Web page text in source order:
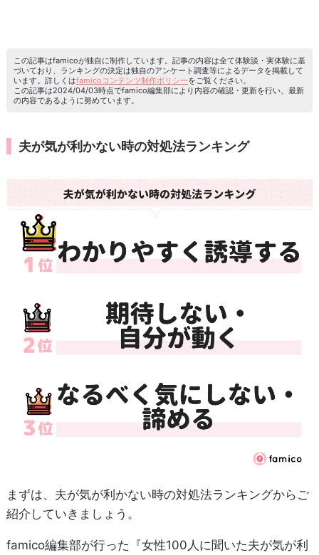
この記事はfamicoが独自に制作しています。記事の内容は全て体験談・実体験に基
づいており、ランキングの決定は独自のアンケート調査等によるデータを掲載して
います。詳しくはfamicoコンテンツ制作ポリシーをご覧ください。
この記事は2024/04/03時点でfamico編集部により内容の確認・更新を行い、最新
の内容であるように努めています。
夫が気が利かない時の対処法ランキング
まずは、夫が気が利かない時の対処法ランキングからご
紹介していきましょう。
famico編集部が行った『女性100人に聞いた夫が気が利